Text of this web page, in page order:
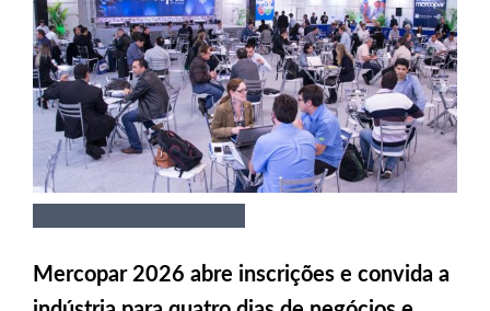
Mercopar 2026 abre inscrições e convida a